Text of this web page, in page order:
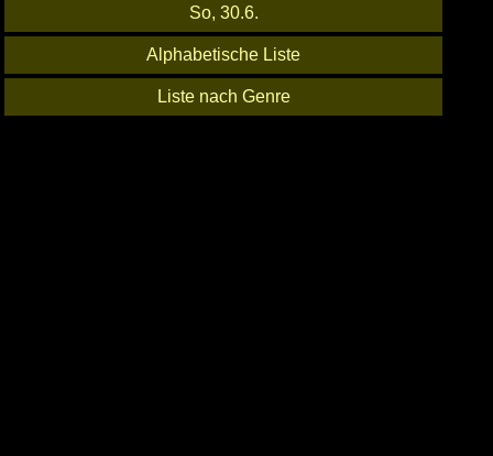
So, 30.6.
Alphabetische Liste
Liste nach Genre